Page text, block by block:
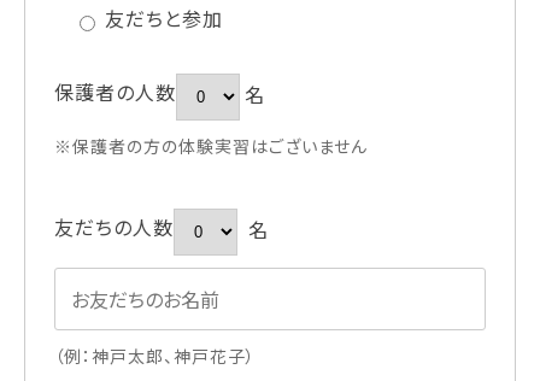
友だちと参加
保護者の人数 名
※保護者の方の体験実習はございません
友だちの人数 名
（例：神戸太郎、神戸花子）